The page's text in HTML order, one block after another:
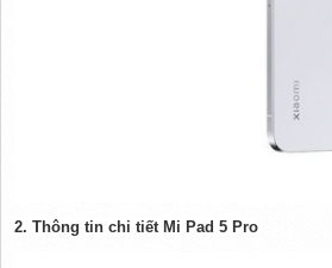
2. Thông tin chi tiết Mi Pad 5 Pro